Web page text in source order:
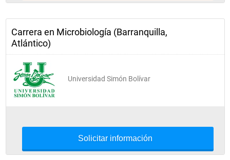
Biología Molecular
Diseño de Experimentos
Ecología
Embriología Comparada
Fisiología Animal
Séptimo Semestre
Carrera en Microbiología (Barranquilla,
Atlántico)
Universidad Simón Bolívar
Solicitar información